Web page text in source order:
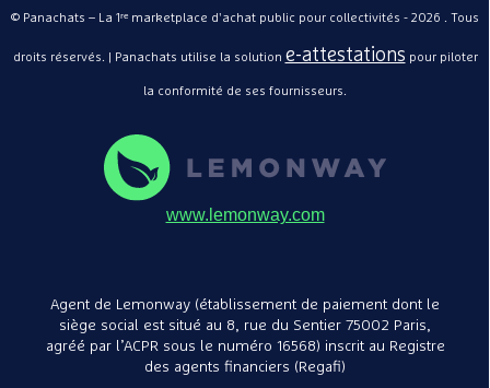
© Panachats – La 1ʳᵉ marketplace d'achat public pour collectivités - 2026 . Tous
droits réservés. | Panachats utilise la solution e-attestations pour piloter
la conformité de ses fournisseurs.
www.lemonway.com
Agent de Lemonway (établissement de paiement dont le
siège social est situé au 8, rue du Sentier 75002 Paris,
agréé par l’ACPR sous le numéro 16568) inscrit au Registre
des agents financiers (Regafi)